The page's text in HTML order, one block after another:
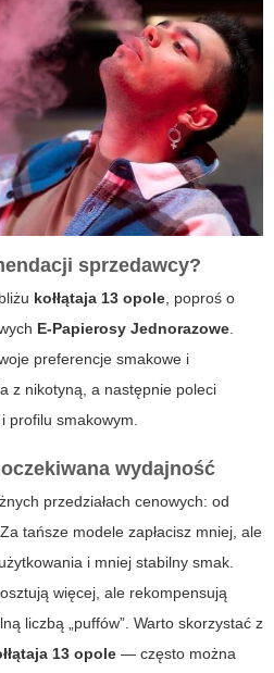
sprzedawcy?
kołłątaja 13 opole , poproś o
E-Papierosy Jednorazowe
preferencje smakowe i
z nikotyną, a następnie poleci
profilu smakowym.
wydajność
przedziałach cenowych: od
tańsze modele zapłacisz mniej, ale
i mniej stabilny smak.
więcej, ale rekompensują
liczbą „puffów”. Warto skorzystać z
13 opole — często można